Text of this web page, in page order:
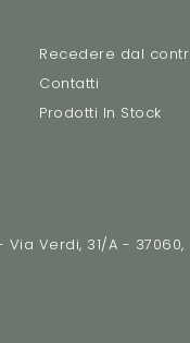
Recedere dal
Contatti
Prodotti In Stock
Verdi, 31/A -